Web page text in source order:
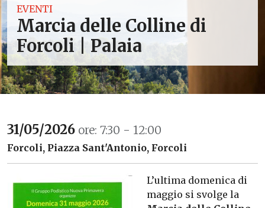
EVENTI
Marcia delle Colline di
Forcoli | Palaia
31/05/2026 ore: 7:30 - 12:00
Forcoli, Piazza Sant'Antonio, Forcoli
L’ultima domenica di
maggio si svolge la